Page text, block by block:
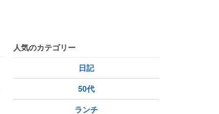
人気のカテゴリー
日記
50代
ランチ